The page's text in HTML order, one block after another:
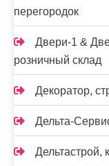
перегородок
Двери-1 &
розничный склад
Декоратор,
Дельта-
Дельтастрой,